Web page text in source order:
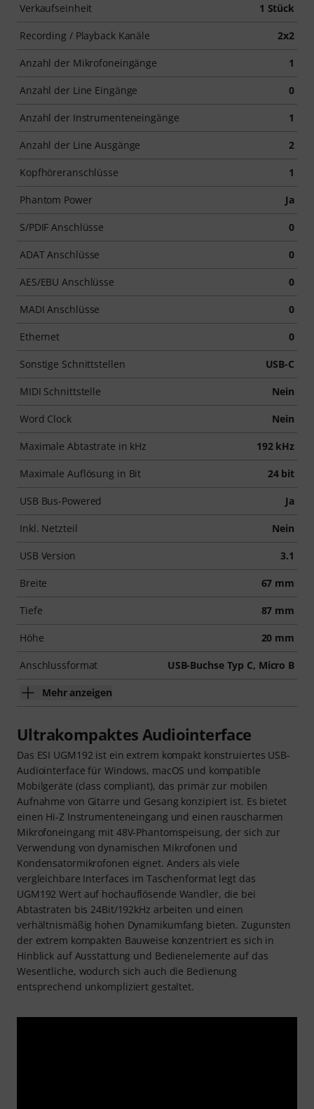
Verkaufseinheit 1 Stück
Recording / Playback Kanäle 2x2
Anzahl der Mikrofoneingänge 1
Anzahl der Line Eingänge 0
Anzahl der Instrumenteneingänge 1
Anzahl der Line Ausgänge 2
Kopfhöreranschlüsse 1
Phantom Power Ja
S/PDIF Anschlüsse 0
ADAT Anschlüsse 0
AES/EBU Anschlüsse 0
MADI Anschlüsse 0
Ethernet 0
Sonstige Schnittstellen USB-C
MIDI Schnittstelle Nein
Word Clock Nein
Maximale Abtastrate in kHz 192 kHz
Maximale Auflösung in Bit 24 bit
USB Bus-Powered Ja
Inkl. Netzteil Nein
USB Version 3.1
Breite 67 mm
Tiefe 87 mm
Höhe 20 mm
Anschlussformat USB-Buchse Typ C, Micro B
Mehr anzeigen
Ultrakompaktes Audiointerface
Das ESI UGM192 ist ein extrem kompakt konstruiertes USB-
Audiointerface für Windows, macOS und kompatible
Mobilgeräte (class compliant), das primär zur mobilen
Aufnahme von Gitarre und Gesang konzipiert ist. Es bietet
einen Hi-Z Instrumenteneingang und einen rauscharmen
Mikrofoneingang mit 48V-Phantomspeisung, der sich zur
Verwendung von dynamischen Mikrofonen und
Kondensatormikrofonen eignet. Anders als viele
vergleichbare Interfaces im Taschenformat legt das
UGM192 Wert auf hochauflösende Wandler, die bei
Abtastraten bis 24Bit/192kHz arbeiten und einen
verhältnismäßig hohen Dynamikumfang bieten. Zugunsten
der extrem kompakten Bauweise konzentriert es sich in
Hinblick auf Ausstattung und Bedienelemente auf das
Wesentliche, wodurch sich auch die Bedienung
entsprechend unkompliziert gestaltet.